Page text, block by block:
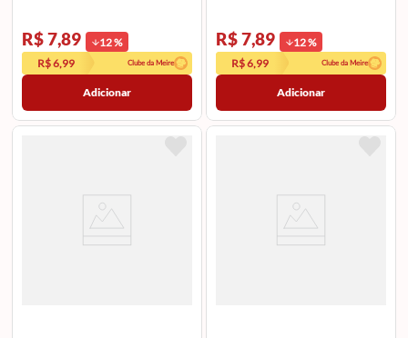
R$ 7,89 12%
R$ 6,99
Clube da Meire
Adicionar
R$ 7,89 12%
R$ 6,99
Clube da Meire
Adicionar